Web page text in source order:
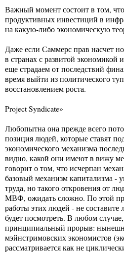
Важный момент состоит в том,
продуктивных инвестиций в
на какую-либо экономическую
Даже если Саммерс прав насчет
в странах с развитой экономикой
еще страдаем от последствий
время выйти из политического
восстановлением роста.
Project Syndicate»
Любопытна она прежде всего
позиция людей, которые ставят
экономического механизма
видно, какой они имеют в вижу
говорит о том, что исчерпан
базовый механизм капитализма -
труда, но такого откровения от
МВФ, ожидать сложно. По этой
работы этих людей - не составите
будет посмотреть. В любом
принципиальный прорыв:
мэйнстримовских экономистов
рассматривается как не